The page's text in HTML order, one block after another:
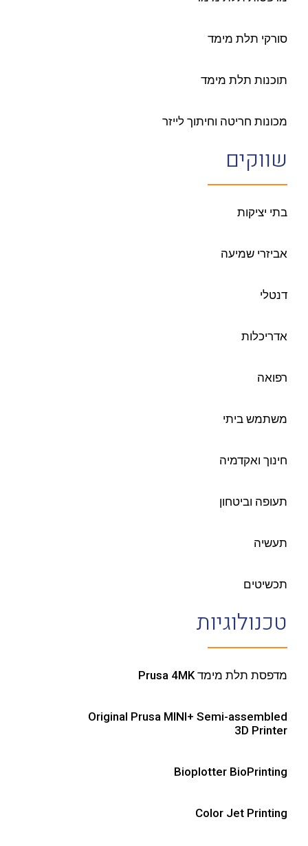
סורקי תלת מימד
תוכנות תלת מימד
מכונות חריטה וחיתוך לייזר
שווקים
בתי יציקות
אביזרי שמיעה
דנטלי
אדריכלות
רפואה
משתמש ביתי
חינוך ואקדמיה
תעופה וביטחון
תעשיה
תכשיטים
טכנולוגיות
מדפסת תלת מימד Prusa 4MK
Original Prusa MINI+ Semi-assembled
3D Printer
Bioplotter BioPrinting
Color Jet Printing